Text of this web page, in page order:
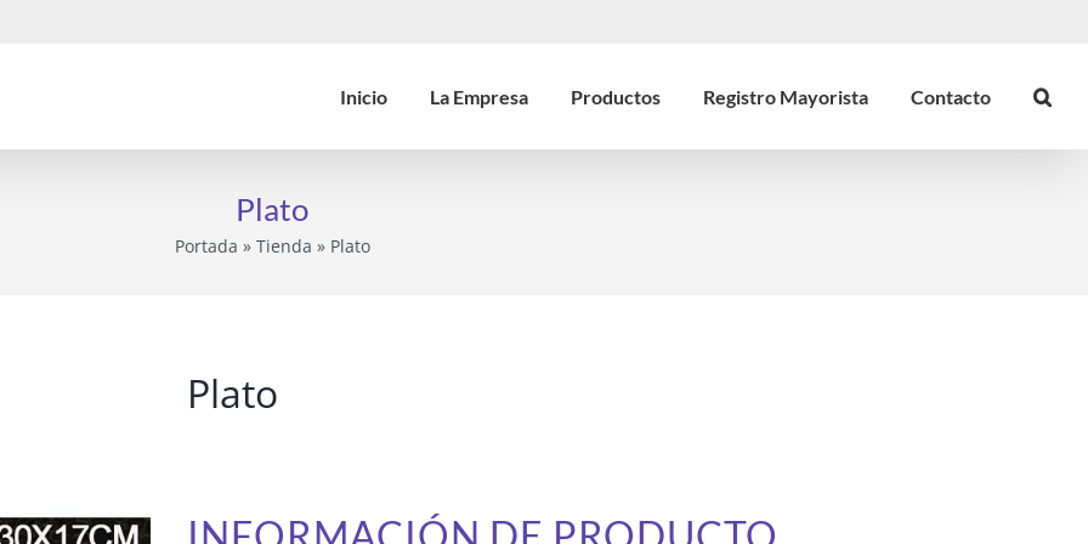
Inicio La Empresa Productos Registro Mayorista Contacto
Plato
Portada » Tienda » Plato
Plato